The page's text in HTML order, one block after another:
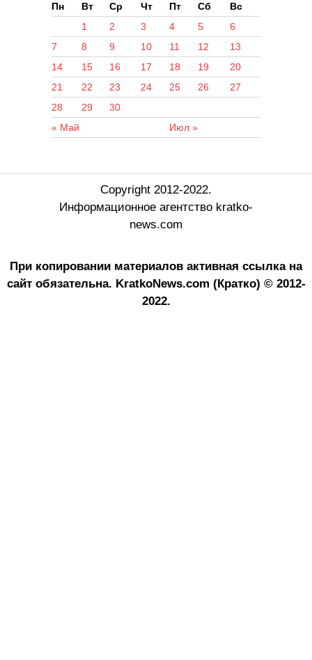
Пн
Вт Ср Чт Пт Сб Вс
« Май Июл »
1 2 3 4 5
6
7
8 9 10 11 12
13
14
15 16 17 18 19
20
21
22 23 24 25 26
27
28
29 30
Copyright 2012-2022.
Информационное агентство kratko-
news.com
При копировании материалов активная ссылка на
сайт обязательна. KratkoNews.com (Кратко) © 2012-
2022.